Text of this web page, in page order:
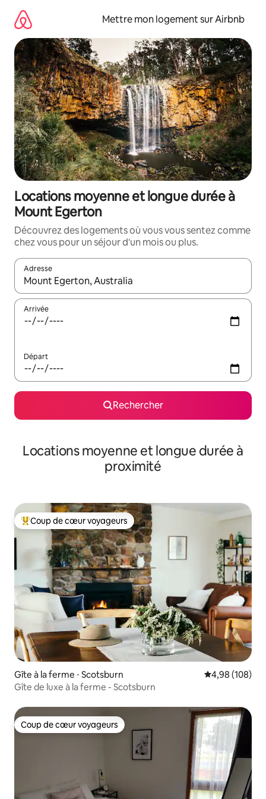
directement
contenu
Mettre mon logement sur Airbnb
Locations moyenne et longue durée à
Mount Egerton
Découvrez des logements où vous vous sentez comme
chez vous pour un séjour d'un mois ou plus.
Adresse
Lorsque les résultats s'affichent, utilisez les flèches vers le
Arrivée
Départ
Rechercher
Locations moyenne et longue durée à
proximité
Coups de cœur voyageurs les plus appréciés
Coup de cœur voyageurs
Gîte à la ferme ⋅ Scotsburn Évaluation
4,98 (108)
Gîte de luxe à la ferme - Scotsburn
Coup de cœur voyageurs
Coup de cœur voyageurs